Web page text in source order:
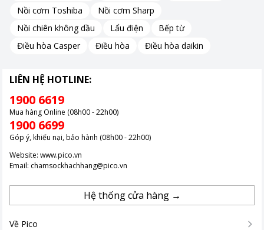
Nồi cơm Toshiba
Nồi cơm Sharp
Nồi chiên không dầu
Lẩu điện
Bếp từ
Điều hòa Casper
Điều hòa Điều hòa daikin
LIÊN HỆ HOTLINE:
1900 6619
Mua hàng Online (08h00 - 22h00)
1900 6699
Góp ý, khiếu nại, bảo hành (08h00 - 22h00)
Website: www.pico.vn
Email: chamsockhachhang@pico.vn
Hệ thống cửa hàng →
Về Pico